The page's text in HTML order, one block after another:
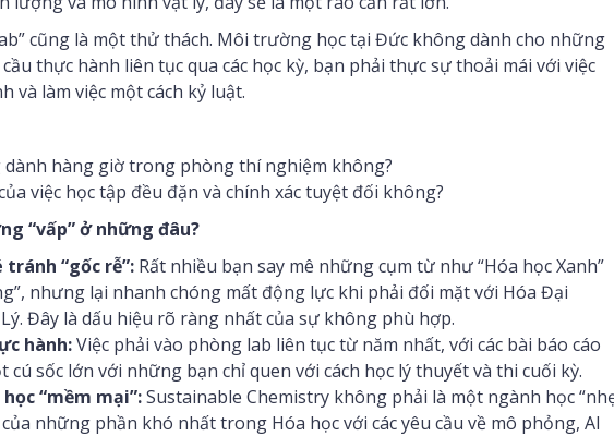
cũng là một thử thách. Môi trường học tại Đức không dành cho những
thực hành liên tục qua các học kỳ, bạn phải thực sự thoải mái với việc
và làm việc một cách kỷ luật.
dành hàng giờ trong phòng thí nghiệm không?
việc học tập đều đặn và chính xác tuyệt đối không?
“vấp” ở những đâu?
“gốc rễ”: Rất nhiều bạn say mê những cụm từ như “Hóa học Xanh”
nhưng lại nhanh chóng mất động lực khi phải đối mặt với Hóa Đại
Đây là dấu hiệu rõ ràng nhất của sự không phù hợp.
hành:Việc phải vào phòng lab liên tục từ năm nhất, với các bài báo cáo
cú sốc lớn với những bạn chỉ quen với cách học lý thuyết và thi cuối kỳ.
“mềm mại”:Sustainable Chemistry không phải là một ngành học
những phần khó nhất trong Hóa học với các yêu cầu về mô phỏng, AI